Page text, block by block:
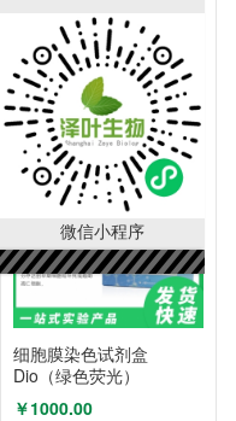
微信小程序
细胞膜染色试剂盒（绿色
荧光） ZY60444BB
￥1000.00
已有0人购买
细胞膜染色试剂盒
Dio（绿色荧光）
ZY60442BB
￥1000.00